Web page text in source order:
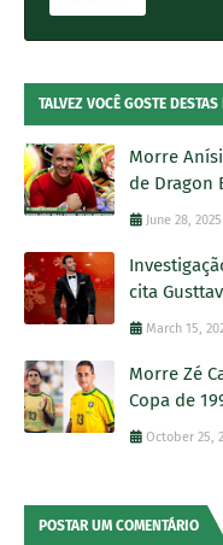
TALVEZ VOCÊ GOSTE
Morre
de Dragon
June 28, 2025
cita
March 15,
Morre Zé
Copa de
October 25,
POSTAR UM COMENTÁRIO